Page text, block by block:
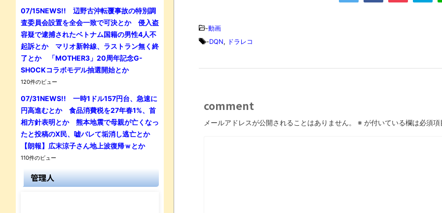
-動画
-DQN, ドラレコ
comment
メールアドレスが公開されることはありません。 ※ が付いている欄は必須項
07/15NEWS!! 辺野古沖転覆事故の特別調
査委員会設置を全会一致で可決とか 侵入盗
容疑で逮捕されたベトナム国籍の男性4人不
起訴とか マリオ新幹線、ラストラン無く終
了とか 「MOTHER3」20周年記念G-
SHOCKコラボモデル抽選開始とか
120件のビュー
07/31NEWS!! 一時1ドル157円台、急速に
円高進むとか 食品消費税を27年春1%、首
相方針表明とか 熊本地震で母親が亡くなっ
たと投稿のX民、嘘バレて垢消し逃亡とか
【朗報】広末涼子さん地上波復帰ｗとか
110件のビュー
管理人